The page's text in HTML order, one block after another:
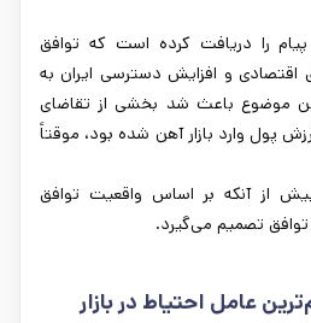
پیام را دریافت کرده است که توافق
و افزایش دسترسی ایران به
موضوع باعث شد بخشی از تقاضای
پول وارد بازار آهن شده بود، موقتاً
بیش از آنکه بر اساس واقعیت توافق
توافق تصمیم می‌گیرد.
عامل احتیاط در بازار